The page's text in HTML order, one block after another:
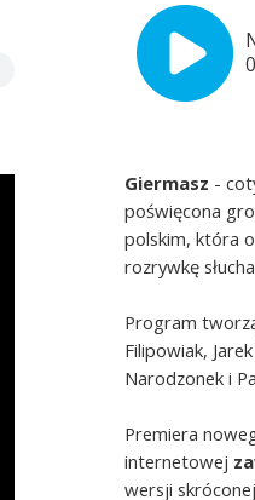
Giermasz -
poświęcona
polskim, która
rozrywkę
Program
Filipowiak,
Narodzonek i
Premiera
internetowej
wersji